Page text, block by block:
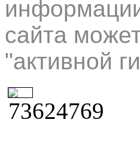
сайта
"активной